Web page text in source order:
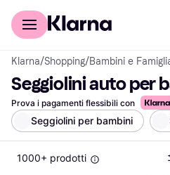
Per il tuo shopping
Klarna/Shopping/Bambini e
Seggiolini auto per
Prova i pagamenti flessibili con
Seggiolini per bambini
1000+ prodotti